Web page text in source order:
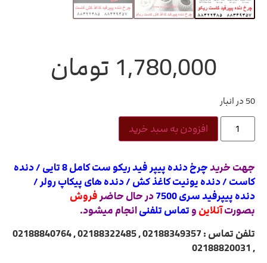
1,780,000 تومان
50 در انبار
افزودن به سبد خرید
جهت خرید
چرخ دنده پیپر فید ریکو ست کامل 8 تایی / دنده
کاست / دنده یونیت کاغذ کش / دنده های پیکاپ رولر /
دنده پیپرفید سری 7500
در حال حاضرفروش
بصورتآنلاین و تماس تلفنیانجام میشود.
تلفن تماس : 02188349357 , 02188322485 , 02188840764
, 02188820031